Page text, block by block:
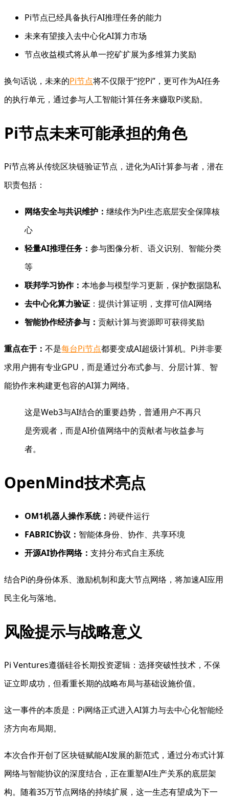
Pi节点已经具备执行AI推理任务的能力
未来有望接入去中心化AI算力市场
节点收益模式将从单一挖矿扩展为多维算力奖励
换句话说，未来的Pi节点将不仅限于“挖Pi”，更可作为AI任务
的执行单元，通过参与人工智能计算任务来赚取Pi奖励。
Pi节点未来可能承担的角色
Pi节点将从传统区块链验证节点，进化为AI计算参与者，潜在
职责包括：
网络安全与共识维护： 继续作为Pi生态底层安全保障核
心
轻量AI推理任务： 参与图像分析、语义识别、智能分类
等
联邦学习协作： 本地参与模型学习更新，保护数据隐私
去中心化算力验证 ：提供计算证明，支撑可信AI网络
智能协作经济参与： 贡献计算与资源即可获得奖励
重点在于： 不是每台Pi节点都要变成AI超级计算机。Pi并非要
求用户拥有专业GPU，而是通过分布式参与、分层计算、智
能协作来构建更包容的AI算力网络。
这是Web3与AI结合的重要趋势，普通用户不再只
是旁观者，而是AI价值网络中的贡献者与收益参与
者。
OpenMind技术亮点
OM1机器人操作系统： 跨硬件运行
FABRIC协议： 智能体身份、协作、共享环境
开源AI协作网络： 支持分布式自主系统
结合Pi的身份体系、激励机制和庞大节点网络，将加速AI应用
民主化与落地。
风险提示与战略意义
Pi Ventures遵循硅谷长期投资逻辑：选择突破性技术，不保
证立即成功，但看重长期的战略布局与基础设施价值。
这一事件的本质是：Pi网络正式进入AI算力与去中心化智能经
济方向布局期。
本次合作开创了区块链赋能AI发展的新范式，通过分布式计算
网络与智能协议的深度结合，正在重塑AI生产关系的底层架
构。随着35万节点网络的持续扩展，这一生态有望成为下一